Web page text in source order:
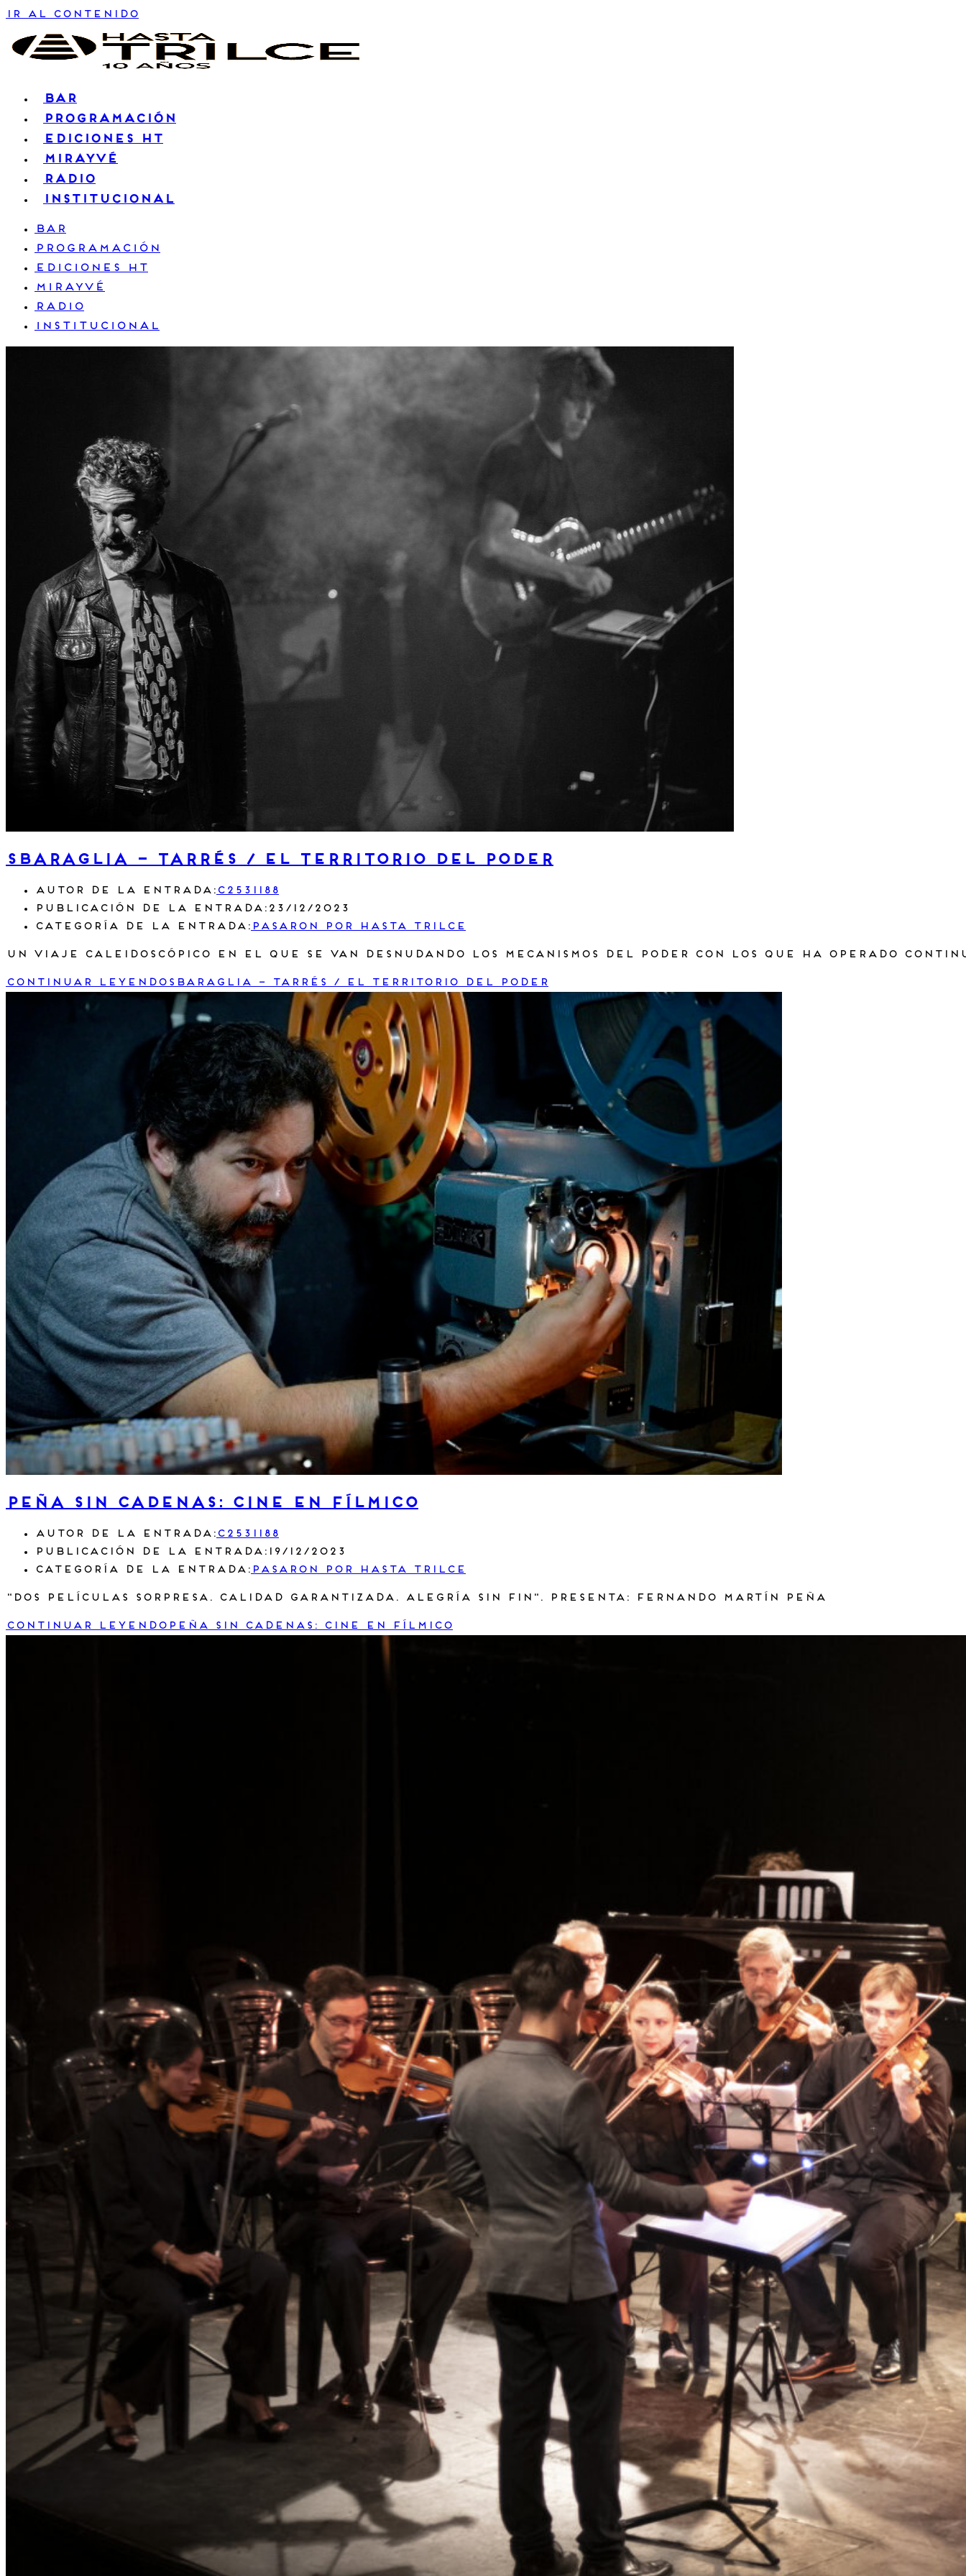
Ir al contenido
BAR
PROGRAMACIÓN
EDICIONES HT
MIRAYVÉ
RADIO
INSTITUCIONAL
BAR
PROGRAMACIÓN
EDICIONES HT
MIRAYVÉ
RADIO
INSTITUCIONAL
Sbaraglia – Tarrés / El territorio del poder
Autor de la entrada: c2531188
Publicación de la entrada: 23/12/2023
Categoría de la entrada: Pasaron por Hasta Trilce
Un viaje caleidoscópico en el que se van desnudando los mecanismos del poder con los que ha operado
Continuar leyendo Sbaraglia – Tarrés / El territorio del poder
Peña Sin Cadenas: cine en fílmico
Autor de la entrada: c2531188
Publicación de la entrada: 19/12/2023
Categoría de la entrada: Pasaron por Hasta Trilce
"Dos películas sorpresa. Calidad garantizada. Alegría sin fin". Presenta: Fernando Martín Peña
Continuar leyendo Peña Sin Cadenas: cine en fílmico